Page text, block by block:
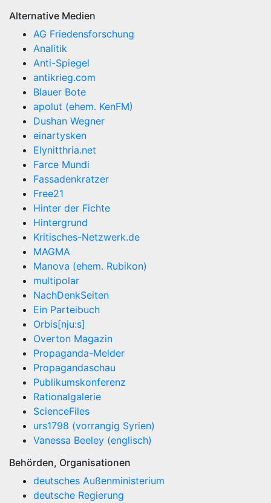
Alternative Medien
AG Friedensforschung
Analitik
Anti-Spiegel
antikrieg.com
Blauer Bote
apolut (ehem. KenFM)
Dushan Wegner
einartysken
Elynitthria.net
Farce Mundi
Fassadenkratzer
Free21
Hinter der Fichte
Hintergrund
Kritisches-Netzwerk.de
MAGMA
Manova (ehem. Rubikon)
multipolar
NachDenkSeiten
Ein Parteibuch
Orbis[nju:s]
Overton Magazin
Propaganda-Melder
Propagandaschau
Publikumskonferenz
Rationalgalerie
ScienceFiles
urs1798 (vorrangig Syrien)
Vanessa Beeley (englisch)
Behörden, Organisationen
deutsches Außenministerium
deutsche Regierung